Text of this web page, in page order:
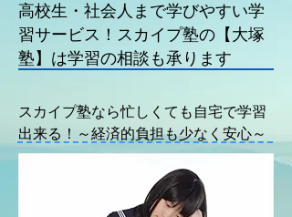
高校生・社会人まで学びやすい学
習サービス！スカイプ塾の【大塚
塾】は学習の相談も承ります
スカイプ塾なら忙しくても自宅で学習
出来る！～経済的負担も少なく安心～